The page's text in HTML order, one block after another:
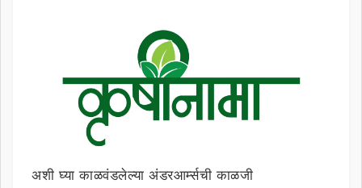
अशी घ्या काळवंडलेल्या अंडरआर्म्सची काळजी